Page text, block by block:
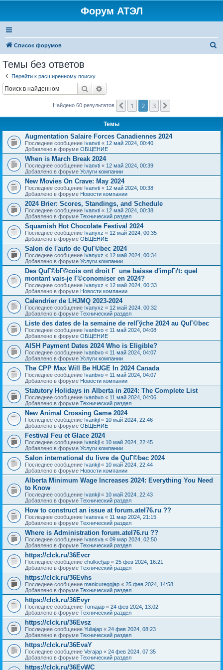
Форум АТЭЛ
Список форумов
Темы без ответов
Перейти к расширенному поиску
Поиск
Найдено 60 результатов Пред.
1 2 3
Темы
Augmentation Salaire Forces Canadiennes 2024
Последнее сообщение Ivanvti « 12 май 2024, 00:40
Добавлено в форуме ОБЩЕНИЕ
When is March Break 2024
Последнее сообщение Ivanvti « 12 май 2024, 00:39
Добавлено в форуме Услуги компании
New Movies On Crave: May 2024
Последнее сообщение Ivanvti « 12 май 2024, 00:38
Добавлено в форуме Новости компании
2024 Brier: Scores, Standings, and Schedule
Последнее сообщение Ivanvti « 12 май 2024, 00:38
Добавлено в форуме Технический раздел
Squamish Hot Chocolate Festival 2024
Последнее сообщение Ivanyxz « 12 май 2024, 00:35
Добавлено в форуме ОБЩЕНИЕ
Salon de l'auto de QuГ©bec 2024
Последнее сообщение Ivanyxz « 12 май 2024, 00:34
Добавлено в форуме Услуги компании
Des QuГ©bГ©cois ont droit Г une baisse d'impГґt: quel
montant vais-je Г©conomiser en 2024?
Последнее сообщение Ivanyxz « 12 май 2024, 00:33
Добавлено в форуме Новости компании
Calendrier de LHJMQ 2023-2024
Последнее сообщение Ivanyxz « 12 май 2024, 00:32
Добавлено в форуме Технический раздел
Liste des dates de la semaine de relГўche 2024 au QuГ©bec
Последнее сообщение Ivanbvo « 11 май 2024, 04:08
Добавлено в форуме ОБЩЕНИЕ
AISH Payment Dates 2024 Who is Eligible?
Последнее сообщение Ivanbvo « 11 май 2024, 04:07
Добавлено в форуме Услуги компании
The CPP Max Will Be HUGE In 2024 Canada
Последнее сообщение Ivanbvo « 11 май 2024, 04:07
Добавлено в форуме Новости компании
Statutory Holidays in Alberta in 2024: The Complete List
Последнее сообщение Ivanbvo « 11 май 2024, 04:06
Добавлено в форуме Технический раздел
New Animal Crossing Game 2024
Последнее сообщение Ivankjl « 10 май 2024, 22:46
Добавлено в форуме ОБЩЕНИЕ
Festival Feu et Glace 2024
Последнее сообщение Ivankjl « 10 май 2024, 22:45
Добавлено в форуме Услуги компании
Salon international du livre de QuГ©bec 2024
Последнее сообщение Ivankjl « 10 май 2024, 22:44
Добавлено в форуме Новости компании
Alberta Minimum Wage Increases 2024: Everything You Need
to Know
Последнее сообщение Ivankjl « 10 май 2024, 22:43
Добавлено в форуме Технический раздел
How to construct an issue at forum.atel76.ru ??
Последнее сообщение Ivansva « 11 мар 2024, 21:15
Добавлено в форуме Технический раздел
Where is Administration forum.atel76.ru ??
Последнее сообщение Ivansva « 09 мар 2024, 02:50
Добавлено в форуме Технический раздел
https://clck.ru/36Evcr
Последнее сообщение chulkicfjap « 25 фев 2024, 16:21
Добавлено в форуме Технический раздел
https://clck.ru/36Evhs
Последнее сообщение manicuregqjap « 25 фев 2024, 14:58
Добавлено в форуме Технический раздел
https://clck.ru/36Evyr
Последнее сообщение Tomajap « 24 фев 2024, 13:02
Добавлено в форуме Технический раздел
https://clck.ru/36Evsz
Последнее сообщение Yuliajap « 24 фев 2024, 08:23
Добавлено в форуме Технический раздел
https://clck.ru/36EvaY
Последнее сообщение Verajap « 24 фев 2024, 07:35
Добавлено в форуме Технический раздел
https://clck.ru/36EvWC